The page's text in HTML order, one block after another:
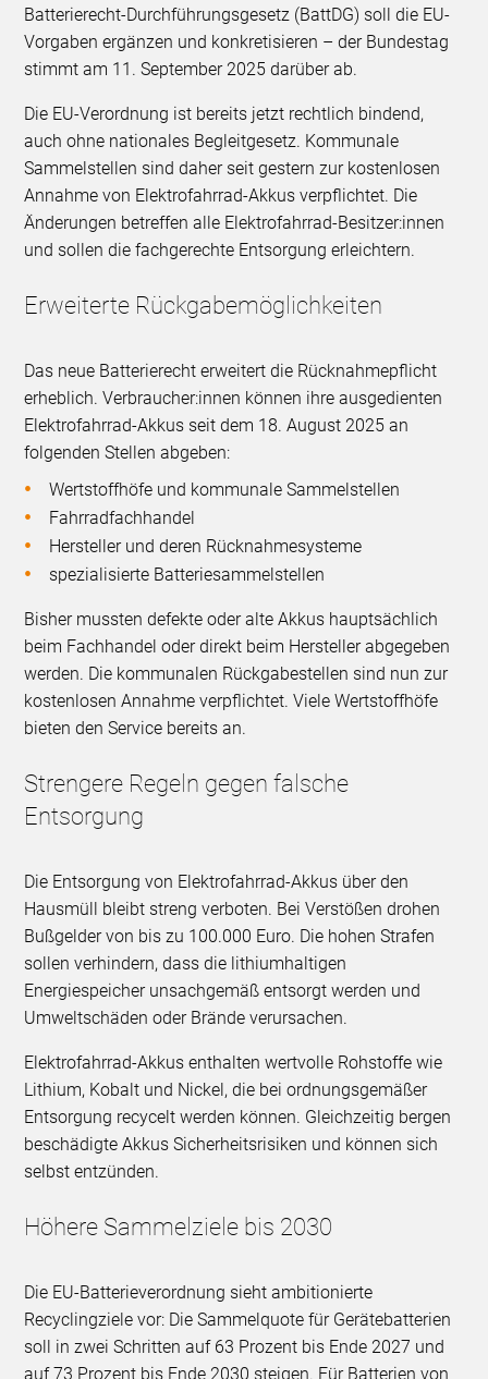
Batterierecht-Durchführungsgesetz (BattDG) soll die EU-
Vorgaben ergänzen und konkretisieren – der Bundestag
stimmt am 11. September 2025 darüber ab.
Die EU-Verordnung ist bereits jetzt rechtlich bindend,
auch ohne nationales Begleitgesetz. Kommunale
Sammelstellen sind daher seit gestern zur kostenlosen
Annahme von Elektrofahrrad-Akkus verpflichtet. Die
Änderungen betreffen alle Elektrofahrrad-Besitzer:innen
und sollen die fachgerechte Entsorgung erleichtern.
Erweiterte Rückgabemöglichkeiten
Das neue Batterierecht erweitert die Rücknahmepflicht
erheblich. Verbraucher:innen können ihre ausgedienten
Elektrofahrrad-Akkus seit dem 18. August 2025 an
folgenden Stellen abgeben:
Wertstoffhöfe und kommunale Sammelstellen
Fahrradfachhandel
Hersteller und deren Rücknahmesysteme
spezialisierte Batteriesammelstellen
Bisher mussten defekte oder alte Akkus hauptsächlich
beim Fachhandel oder direkt beim Hersteller abgegeben
werden. Die kommunalen Rückgabestellen sind nun zur
kostenlosen Annahme verpflichtet. Viele Wertstoffhöfe
bieten den Service bereits an.
Strengere Regeln gegen falsche
Entsorgung
Die Entsorgung von Elektrofahrrad-Akkus über den
Hausmüll bleibt streng verboten. Bei Verstößen drohen
Bußgelder von bis zu 100.000 Euro. Die hohen Strafen
sollen verhindern, dass die lithiumhaltigen
Energiespeicher unsachgemäß entsorgt werden und
Umweltschäden oder Brände verursachen.
Elektrofahrrad-Akkus enthalten wertvolle Rohstoffe wie
Lithium, Kobalt und Nickel, die bei ordnungsgemäßer
Entsorgung recycelt werden können. Gleichzeitig bergen
beschädigte Akkus Sicherheitsrisiken und können sich
selbst entzünden.
Höhere Sammelziele bis 2030
Die EU-Batterieverordnung sieht ambitionierte
Recyclingziele vor: Die Sammelquote für Gerätebatterien
soll in zwei Schritten auf 63 Prozent bis Ende 2027 und
auf 73 Prozent bis Ende 2030 steigen. Für Batterien von